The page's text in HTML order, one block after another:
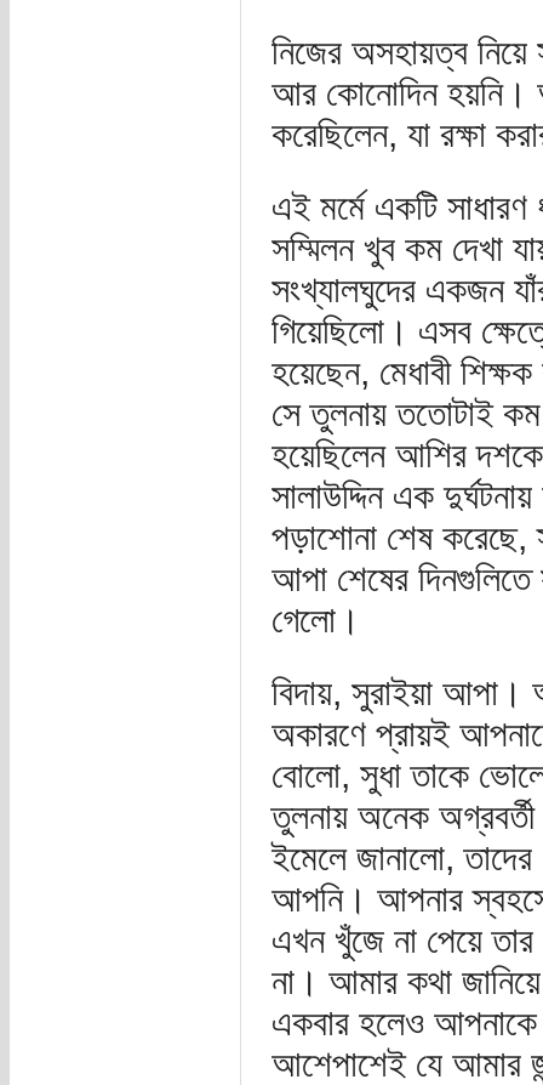
নিজের অসহায়ত্ব নিয়ে
আর কোনোদিন হয়নি।
করেছিলেন, যা রক্ষা
এই মর্মে একটি সাধারণ
সম্মিলন খুব কম দেখা
সংখ্যালঘুদের একজন
গিয়েছিলো। এসব
হয়েছেন, মেধাবী
সে তুলনায় ততোটাই
হয়েছিলেন আশির
সালাউদ্দিন এক
পড়াশোনা শেষ করেছে,
আপা শেষের
গেলো।
বিদায়, সুরাইয়া আপা।
অকারণে প্রায়ই
বোলো, সুধা তাকে
তুলনায় অনেক
ইমেলে জানালো, তাদের
আপনি। আপনার
এখন খুঁজে না পেয়ে
না। আমার কথা
একবার হলেও আপনাকে
আশেপাশেই যে আমার